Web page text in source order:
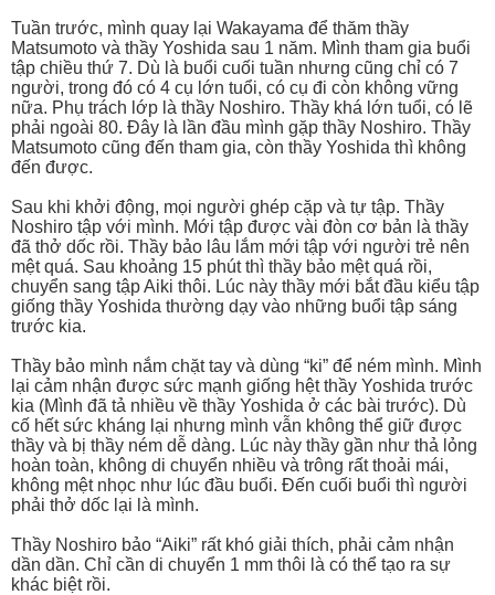
Tuần trước, mình quay lại Wakayama để thăm thầy
Matsumoto và thầy Yoshida sau 1 năm. Mình tham gia buổi
tập chiều thứ 7. Dù là buổi cuối tuần nhưng cũng chỉ có 7
người, trong đó có 4 cụ lớn tuổi, có cụ đi còn không vững
nữa. Phụ trách lớp là thầy Noshiro. Thầy khá lớn tuổi, có lẽ
phải ngoài 80. Đây là lần đầu mình gặp thầy Noshiro. Thầy
Matsumoto cũng đến tham gia, còn thầy Yoshida thì không
đến được.
Sau khi khởi động, mọi người ghép cặp và tự tập. Thầy
Noshiro tập với mình. Mới tập được vài đòn cơ bản là thầy
đã thở dốc rồi. Thầy bảo lâu lắm mới tập với người trẻ nên
mệt quá. Sau khoảng 15 phút thì thầy bảo mệt quá rồi,
chuyển sang tập Aiki thôi. Lúc này thầy mới bắt đầu kiểu tập
giống thầy Yoshida thường dạy vào những buổi tập sáng
trước kia.
Thầy bảo mình nắm chặt tay và dùng “ki” để ném mình. Mình
lại cảm nhận được sức mạnh giống hệt thầy Yoshida trước
kia (Mình đã tả nhiều về thầy Yoshida ở các bài trước). Dù
cố hết sức kháng lại nhưng mình vẫn không thể giữ được
thầy và bị thầy ném dễ dàng. Lúc này thầy gần như thả lỏng
hoàn toàn, không di chuyển nhiều và trông rất thoải mái,
không mệt nhọc như lúc đầu buổi. Đến cuối buổi thì người
phải thở dốc lại là mình.
Thầy Noshiro bảo “Aiki” rất khó giải thích, phải cảm nhận
dần dần. Chỉ cần di chuyển 1 mm thôi là có thể tạo ra sự
khác biệt rồi.